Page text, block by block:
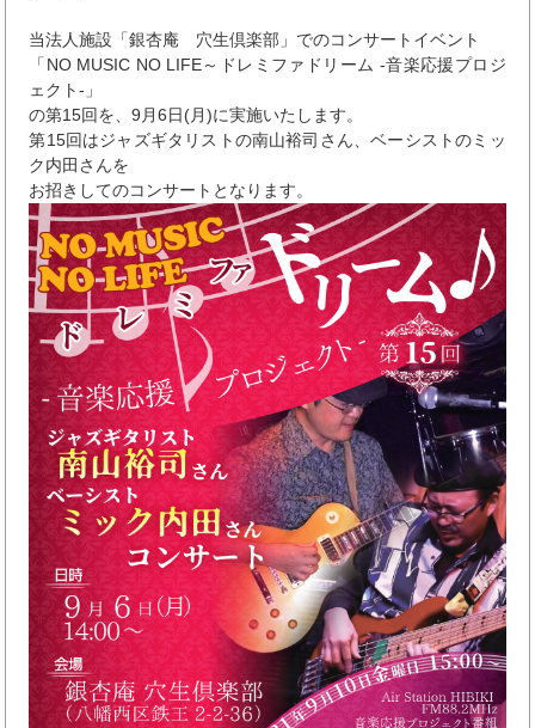
当法人施設「銀杏庵 穴生倶楽部」でのコンサートイベント
「NO MUSIC NO LIFE～ドレミファドリーム -音楽応援プロジ
ェクト-」
の第15回を、9月6日(月)に実施いたします。
第15回はジャズギタリストの南山裕司さん、ベーシストのミッ
ク内田さんを
お招きしてのコンサートとなります。